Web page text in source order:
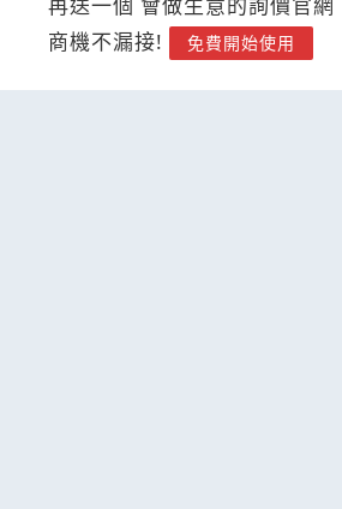
商機不漏接!
免費開始使用